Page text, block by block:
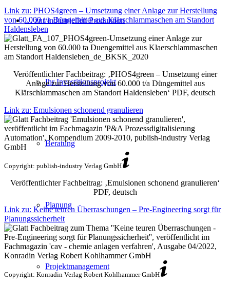
… zur industriellen Produktion
Ihr Investitionsprojekt
Beratung
Planung
Projektmanagement
Link zu: PHOS4green – Umsetzung einer Anlage zur Herstellung
von 60.000 t/a Düngemittel aus Klärschlammaschen am Standort
Haldensleben
Veröffentlichter Fachbeitrag: ‚PHOS4green – Umsetzung einer
Anlage zur Herstellung von 60.000 t/a Düngemittel aus
Klärschlammaschen am Standort Haldensleben‘ PDF, deutsch
Link zu: Emulsionen schonend granulieren
Copyright: publish-industry Verlag GmbH
Veröffentlichter Fachbeitrag: ‚Emulsionen schonend granulieren‘
PDF, deutsch
Link zu: Keine teuren Überraschungen – Pre-Engineering sorgt für
Planungssicherheit
Copyright: Konradin Verlag Robert Kohlhammer GmbH